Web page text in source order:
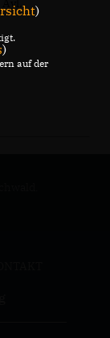
)
)
auf der